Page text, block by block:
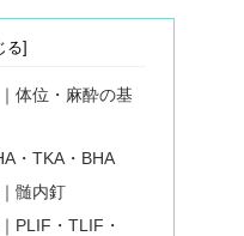
体位・麻酔の基
・TKA・BHA
髄内釘
PLIF・TLIF・